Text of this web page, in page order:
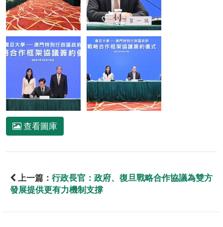
查看圖庫
上一篇： 行政長官：政府、復旦戰略合作協議為雙方
發展提供更有力機制支撐